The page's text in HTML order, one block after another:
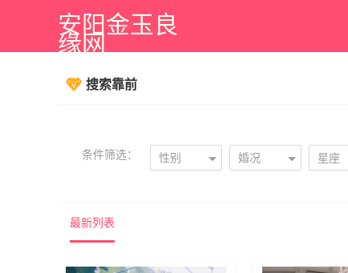
安阳金玉良
缘网
搜索靠前
条件筛选： 性别 婚况 星座
最新列表